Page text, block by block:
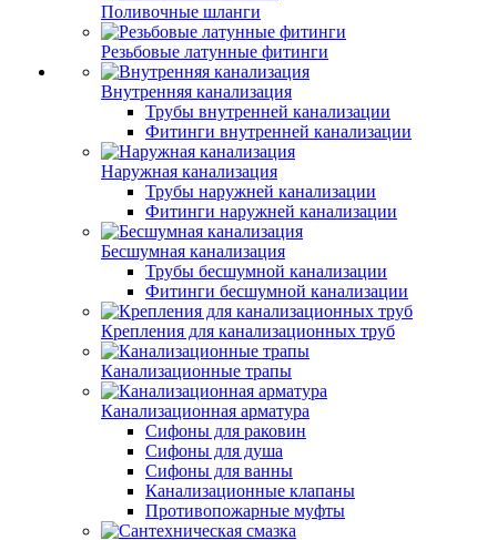
Поливочные шланги
Резьбовые латунные фитинги
Внутренняя канализация
Трубы внутренней канализации
Фитинги внутренней канализации
Наружная канализация
Трубы наружней канализации
Фитинги наружней канализации
Бесшумная канализация
Трубы бесшумной канализации
Фитинги бесшумной канализации
Крепления для канализационных труб
Канализационные трапы
Канализационная арматура
Сифоны для раковин
Сифоны для душа
Сифоны для ванны
Канализационные клапаны
Противопожарные муфты